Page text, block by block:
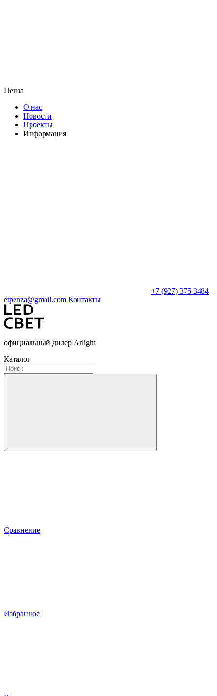
Пенза
О нас
Новости
Проекты
Информация
+7 (927) 375 3484
etpenza@gmail.com Контакты
официальный дилер Arlight
Каталог
Сравнение
Избранное